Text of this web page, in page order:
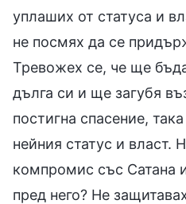
уплаших от статуса и
не посмях да се
Тревожех се, че ще
дълга си и ще загубя
постигна спасение,
нейния статус и власт.
компромис със Сатана
пред него? Не